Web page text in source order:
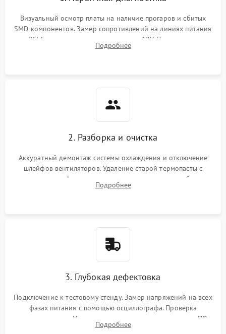
Визуальный осмотр платы на наличие прогаров и сбитых
SMD-компонентов. Замер сопротивлений на линиях питания
PCI-E и дополнительных разъемах 12V. Проверка на
короткое замыкание основных дросселей питания GPU и
Подробнее
2. Разборка и очистка
Аккуратный демонтаж системы охлаждения и отключение
шлейфов вентиляторов. Удаление старой термопасты с
кристалла графического чипа и термопрокладок с банок
памяти и зоны VRM. Очистка платы от пыли и окислов.
Подробнее
3. Глубокая дефектовка
Подключение к тестовому стенду. Замер напряжений на всех
фазах питания с помощью осциллографа. Проверка
инициализации. Использование специализированного ПО
MATS
Подробнее